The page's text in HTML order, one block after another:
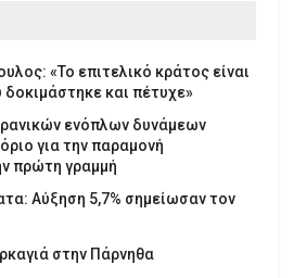
«Το επιτελικό κράτος είναι
δοκιμάστηκε και πέτυχε»
ενόπλων δυνάμεων
για την παραμονή
πρώτη γραμμή
Αύξηση 5,7% σημείωσαν τον
στην Πάρνηθα